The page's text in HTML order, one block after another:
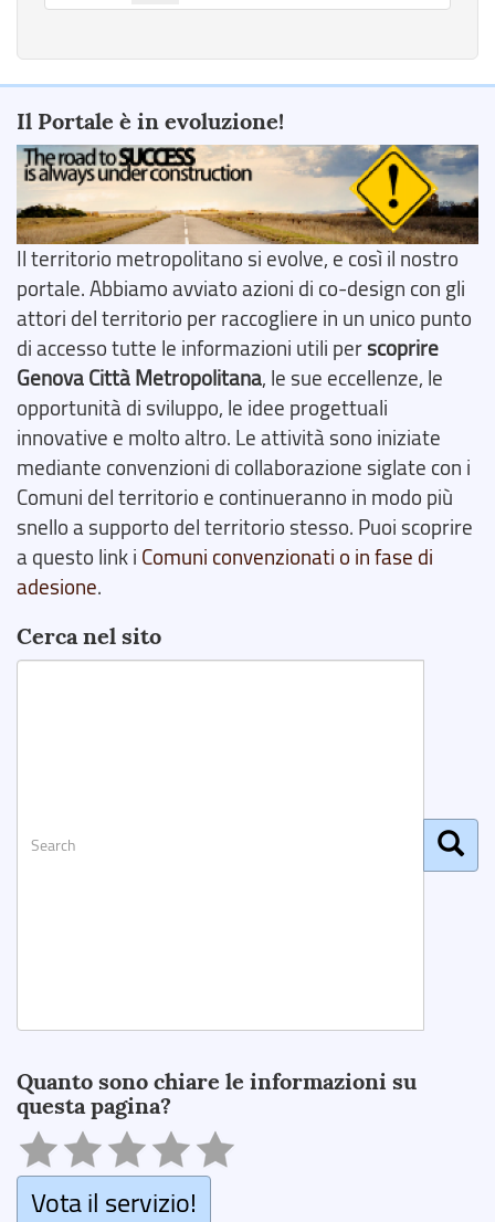
Il Portale è in evoluzione!
Il territorio metropolitano si evolve, e così il nostro
portale. Abbiamo avviato azioni di co-design con gli
attori del territorio per raccogliere in un unico punto
di accesso tutte le informazioni utili perscoprire
Genova Città Metropolitana, le sue eccellenze, le
opportunità di sviluppo, le idee progettuali
innovative e molto altro. Le attività sono iniziate
mediante convenzioni di collaborazione siglate con i
Comuni del territorio e continueranno in modo più
snello a supporto del territorio stesso. Puoi scoprire
a questo link i Comuni convenzionati o in fase di
adesione.
Cerca nel sito
Quanto sono chiare le informazioni su
questa pagina?
Vota il servizio!